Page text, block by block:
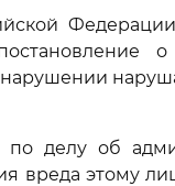
о
по делу об
вреда этому